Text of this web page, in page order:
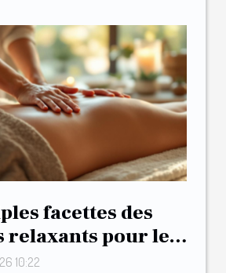
facettes des
relaxants pour le
10:22